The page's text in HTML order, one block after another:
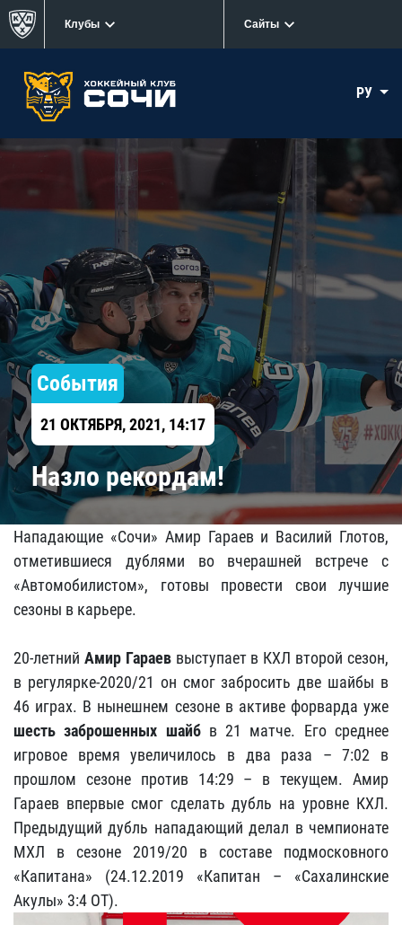
Клубы Сайты
РУ
События
21 ОКТЯБРЯ, 2021, 14:17
Назло рекордам!
Нападающие «Сочи» Амир Гараев и Василий Глотов,
отметившиеся дублями во вчерашней встрече с
«Автомобилистом», готовы провести свои лучшие
сезоны в карьере.
20-летний Амир Гараеввыступает в КХЛ второй сезон,
в регулярке-2020/21 он смог забросить две шайбы в
46 играх. В нынешнем сезоне в активе форварда уже
шесть заброшенных шайбв 21 матче. Его среднее
игровое время увеличилось в два раза – 7:02 в
прошлом сезоне против 14:29 – в текущем. Амир
Гараев впервые смог сделать дубль на уровне КХЛ.
Предыдущий дубль нападающий делал в чемпионате
МХЛ в сезоне 2019/20 в составе подмосковного
«Капитана» (24.12.2019 «Капитан – «Сахалинские
Акулы» 3:4 ОТ).